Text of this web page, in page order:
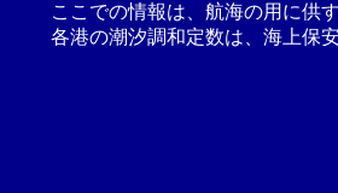
ここでの情報は、航海の用に供
各港の潮汐調和定数は、海上保